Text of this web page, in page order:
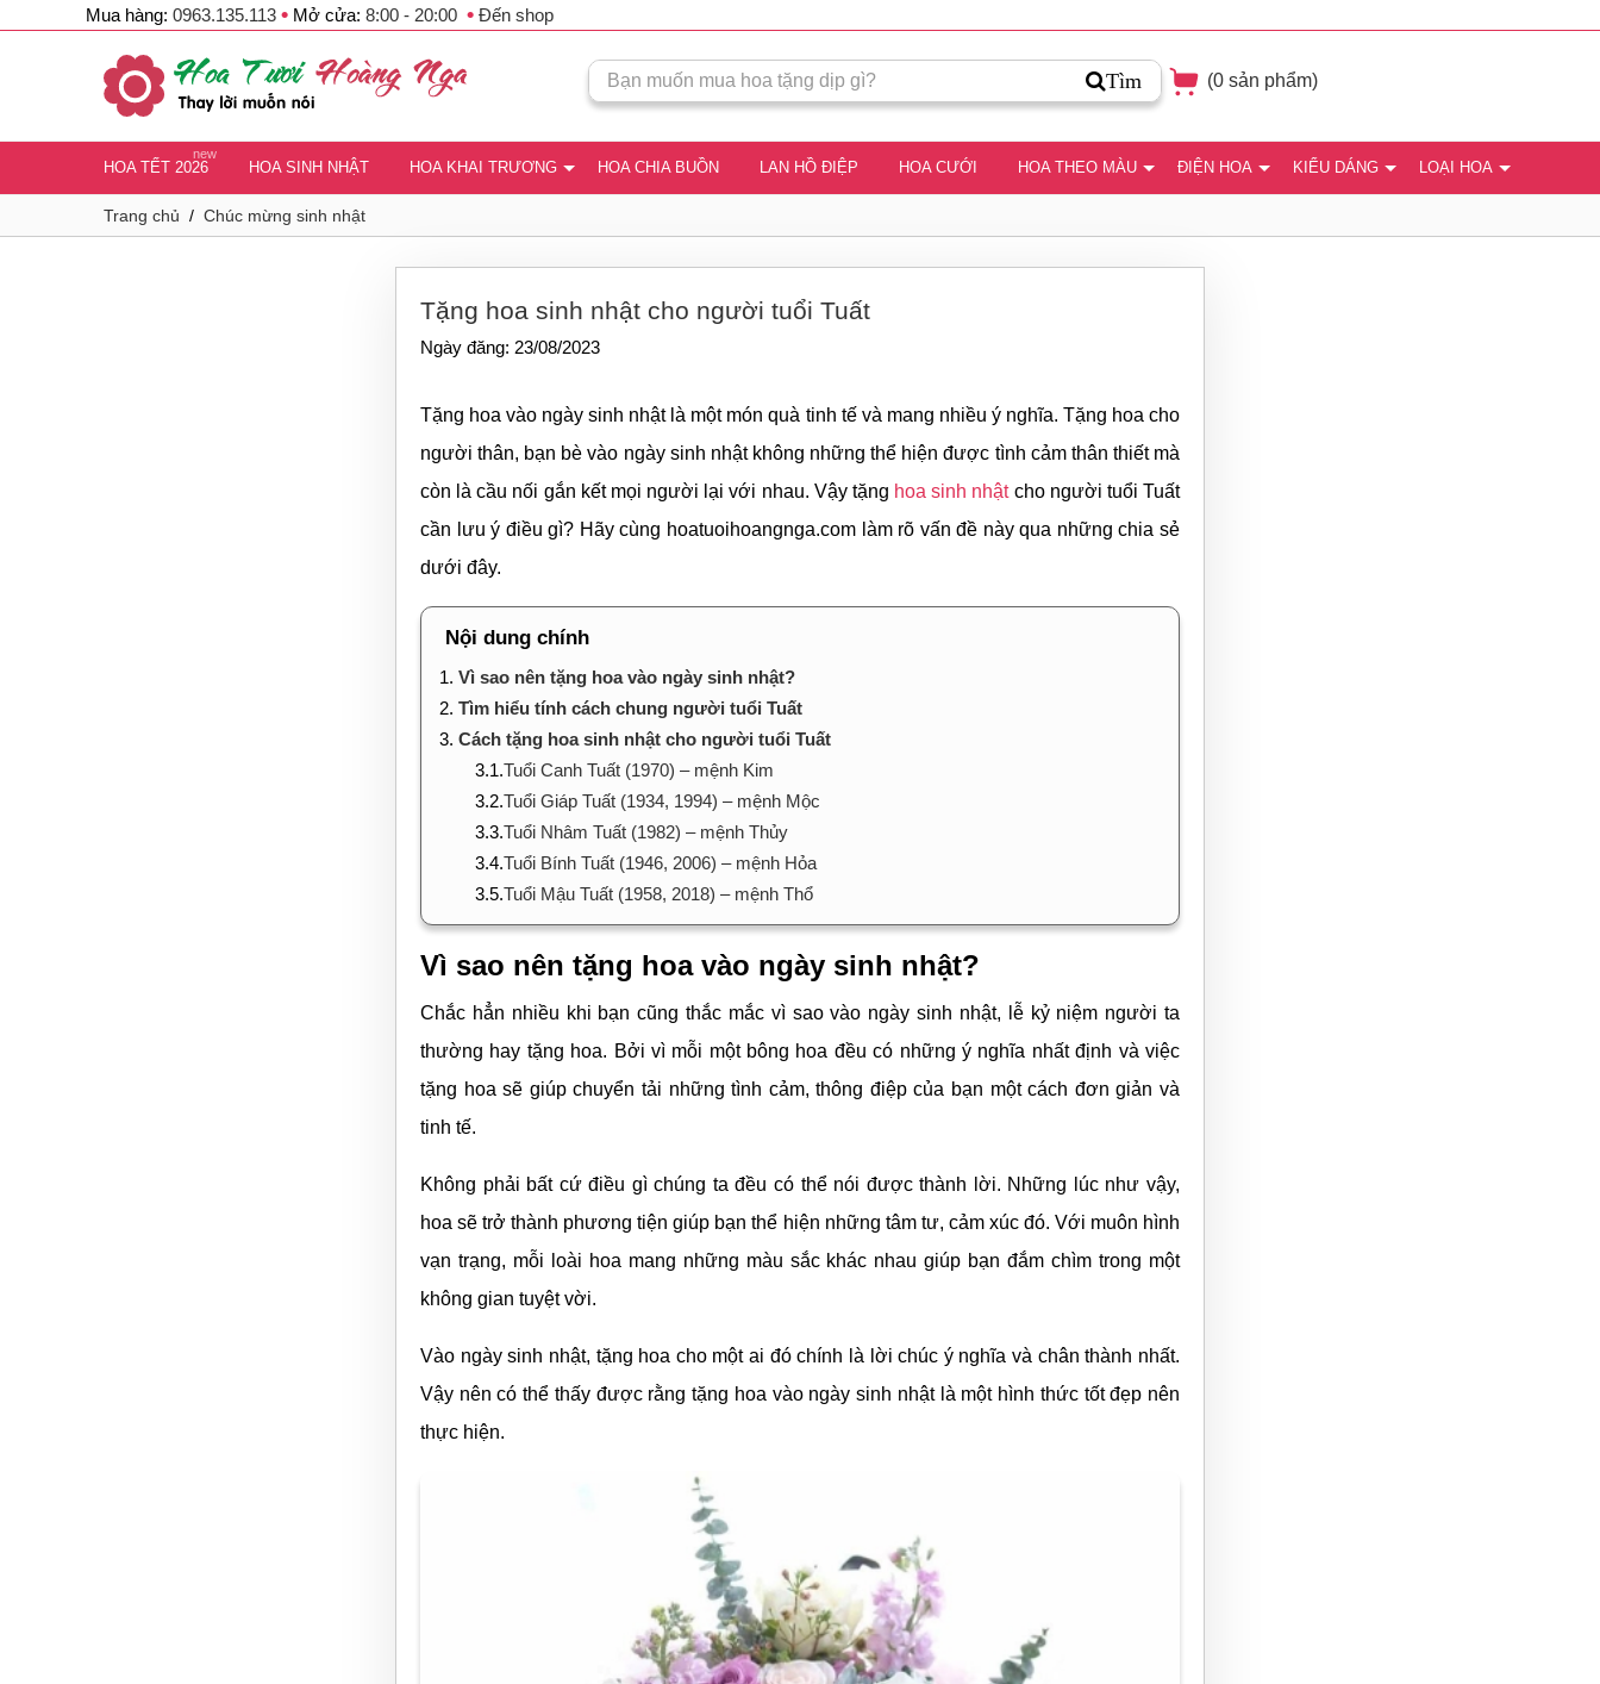
Mua hàng: 0963.135.113 • Mở cửa: 8:00 - 20:00 • Đến shop
Tìm (0 sản phẩm)
new
HOA TẾT 2026 HOA SINH NHẬT HOA KHAI TRƯƠNG HOA CHIA BUỒN LAN HỒ ĐIỆP HOA CƯỚI HOA THEO MÀU ĐIỆN HOA KIỂU DÁNG LOẠI HOA
Trang chủ / Chúc mừng sinh nhật
Tặng hoa sinh nhật cho người tuổi Tuất
Ngày đăng: 23/08/2023
Tặng hoa vào ngày sinh nhật là một món quà tinh tế và mang nhiều ý nghĩa. Tặng hoa cho
người thân, bạn bè vào ngày sinh nhật không những thể hiện được tình cảm thân thiết mà
còn là cầu nối gắn kết mọi người lại với nhau. Vậy tặng hoa sinh nhậtcho người tuổi Tuất
cần lưu ý điều gì? Hãy cùng hoatuoihoangnga.com làm rõ vấn đề này qua những chia sẻ
dưới đây.
Nội dung chính
1. Vì sao nên tặng hoa vào ngày sinh nhật?
2. Tìm hiểu tính cách chung người tuổi Tuất
3. Cách tặng hoa sinh nhật cho người tuổi Tuất
3.1.Tuổi Canh Tuất (1970) – mệnh Kim
3.2.Tuổi Giáp Tuất (1934, 1994) – mệnh Mộc
3.3.Tuổi Nhâm Tuất (1982) – mệnh Thủy
3.4.Tuổi Bính Tuất (1946, 2006) – mệnh Hỏa
3.5.Tuổi Mậu Tuất (1958, 2018) – mệnh Thổ
Vì sao nên tặng hoa vào ngày sinh nhật?
Chắc hẳn nhiều khi bạn cũng thắc mắc vì sao vào ngày sinh nhật, lễ kỷ niệm người ta
thường hay tặng hoa. Bởi vì mỗi một bông hoa đều có những ý nghĩa nhất định và việc
tặng hoa sẽ giúp chuyển tải những tình cảm, thông điệp của bạn một cách đơn giản và
tinh tế.
Không phải bất cứ điều gì chúng ta đều có thể nói được thành lời. Những lúc như vậy,
hoa sẽ trở thành phương tiện giúp bạn thể hiện những tâm tư, cảm xúc đó. Với muôn hình
vạn trạng, mỗi loài hoa mang những màu sắc khác nhau giúp bạn đắm chìm trong một
không gian tuyệt vời.
Vào ngày sinh nhật, tặng hoa cho một ai đó chính là lời chúc ý nghĩa và chân thành nhất.
Vậy nên có thể thấy được rằng tặng hoa vào ngày sinh nhật là một hình thức tốt đẹp nên
thực hiện.